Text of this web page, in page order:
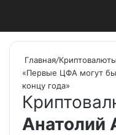
Главная/
«Первые ЦФА могут
концу года»
Анатолий